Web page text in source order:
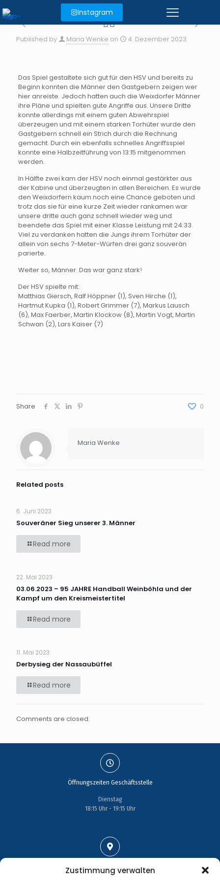
Zustimmung verwalten
Instagram
Published by Maria Wenke on 4. Dezember 2023
Das Spiel gestaltete sich gut für den HSV und bereits zu
Beginn konnten die Männer den Gastgebern zeigen wer
hier anreiste. Jedoch hatten auch die Weixdorfer Männer
ihre Pläne und spielten gute Angriffe aus. Unsere Dritte
konnte allerdings mit einem guten Abwehrspiel
überzeugen und mit einem starken Torhüter wurde den
Gastgebern schnell ein Strich durch die Rechnung
gemacht. Durch ein ebenfalls schnelles Angriffsspiel
konnte eine Halbzeitführung von 13:15 mitgenommen
werden.
In Hälfte zwei kam der HSV noch einmal gestärkter aus
der Kabine und überzeugten in allen Bereichen. Es wurde
den Weixdorfern kaum noch eine Chance geboten und
trotz das sie für eine kurze Zeit wieder rankamen war
unsere dritte auch ganz schnell wieder weg und
beendete das Spiel mit einer Klasse Leistung mit 24:33.
Viel zu verdanken hatten die Jungs ihrem Torhüter der
allein von sechs 7-Meter-Würfen drei ganz souverän
parierte.
Weiter so, Männer. Das war ganz stark!
Der HSV spielte mit:
Matthias Giersch, Ralf Höppner (1), Sven Hirche (1),
Hartmut Kupka (1), Robert Grimmer (7), Markus Lausch
(6), Max Faerber, Martin Klockow (8), Martin Vogt, Martin
Schwan (2), Lars Kaiser (7)
Share 0
Maria Wenke
Related posts
6. Juni 2023
Souveräner Sieg unserer 3. Männer
Read more
22. Mai 2023
03.06.2023 – 95 JAHRE Handball Weinböhla und der
Kampf um den Kreismeistertitel
Read more
11. Mai 2023
Derbysieg der Nassaubüffel
Read more
Comments are closed.
Öffnungszeiten Geschäftsstelle
Dienstag
18:15 Uhr - 19:15 Uhr